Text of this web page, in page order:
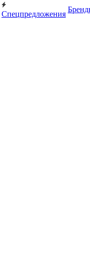
Спецпредложения